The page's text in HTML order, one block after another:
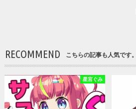
RECOMMEND こちらの記事も人気です。
星宮ぐみ